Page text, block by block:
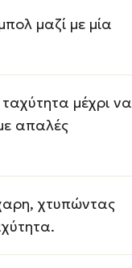
μαζί με μία
μέχρι να
απαλές
χτυπώντας